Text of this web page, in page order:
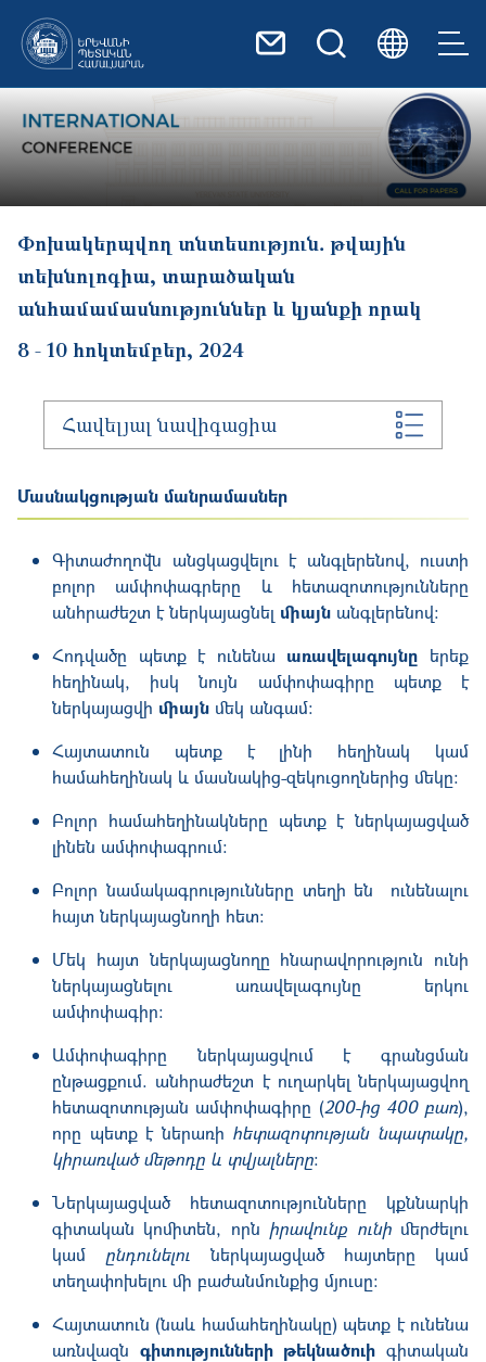
Փոխակերպվող տնտեսություն․ թվային
տեխնոլոգիա, տարածական
անհամամասնություններ և կյանքի որակ
8 - 10 հոկտեմբեր, 2024
Հավելյալ նավիգացիա
Մասնակցության մանրամասներ
Գիտաժողովն անցկացվելու է անգլերենով, ուստի
բոլոր ամփոփագրերը և հետազոտությունները
անհրաժեշտ է ներկայացնել միայն անգլերենով։
Հոդվածը պետք է ունենա առավելագույնը երեք
հեղինակ, իսկ նույն ամփոփագիրը պետք է
ներկայացվի միայն մեկ անգամ:
Հայտատուն պետք է լինի հեղինակ կամ
համահեղինակ և մասնակից-զեկուցողներից մեկը։
Բոլոր համահեղինակները պետք է ներկայացված
լինեն ամփոփագրում:
Բոլոր նամակագրությունները տեղի են ունենալու
հայտ ներկայացնողի հետ։
Մեկ հայտ ներկայացնողը հնարավորություն ունի
ներկայացնելու առավելագույնը երկու
ամփոփագիր։
Ամփոփագիրը ներկայացվում է գրանցման
ընթացքում. անհրաժեշտ է ուղարկել ներկայացվող
հետազոտության ամփոփագիրը (200-ից 400 բառ),
որը պետք է ներառի հետազոտության նպատակը,
կիրառված մեթոդը և տվյալները։
Ներկայացված հետազոտությունները կքննարկի
գիտական կոմիտեն, որն իրավունք ունիմերժելու
կամ ընդունելու ներկայացված հայտերը կամ
տեղափոխելու մի բաժանմունքից մյուսը։
Հայտատուն (նաև համահեղինակը) պետք է ունենա
առնվազն գիտությունների թեկնածուի գիտական